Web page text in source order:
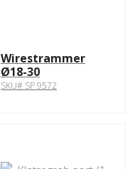
Wirestrammer
Ø18-30
SKU# SP 9572